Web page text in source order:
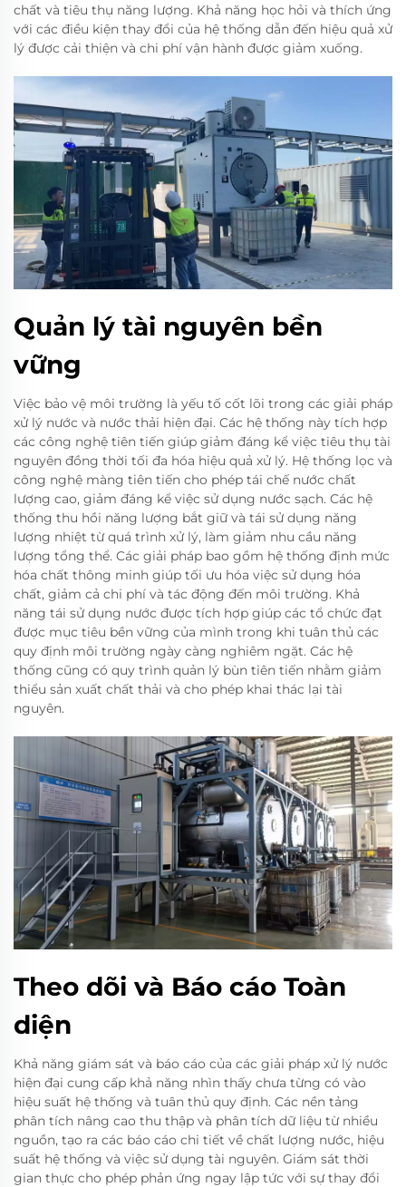
chất và tiêu thụ năng lượng. Khả năng học hỏi và thích ứng
với các điều kiện thay đổi của hệ thống dẫn đến hiệu quả xử
lý được cải thiện và chi phí vận hành được giảm xuống.
Quản lý tài nguyên bền
vững
Việc bảo vệ môi trường là yếu tố cốt lõi trong các giải pháp
xử lý nước và nước thải hiện đại. Các hệ thống này tích hợp
các công nghệ tiên tiến giúp giảm đáng kể việc tiêu thụ tài
nguyên đồng thời tối đa hóa hiệu quả xử lý. Hệ thống lọc và
công nghệ màng tiên tiến cho phép tái chế nước chất
lượng cao, giảm đáng kể việc sử dụng nước sạch. Các hệ
thống thu hồi năng lượng bắt giữ và tái sử dụng năng
lượng nhiệt từ quá trình xử lý, làm giảm nhu cầu năng
lượng tổng thể. Các giải pháp bao gồm hệ thống định mức
hóa chất thông minh giúp tối ưu hóa việc sử dụng hóa
chất, giảm cả chi phí và tác động đến môi trường. Khả
năng tái sử dụng nước được tích hợp giúp các tổ chức đạt
được mục tiêu bền vững của mình trong khi tuân thủ các
quy định môi trường ngày càng nghiêm ngặt. Các hệ
thống cũng có quy trình quản lý bùn tiên tiến nhằm giảm
thiểu sản xuất chất thải và cho phép khai thác lại tài
nguyên.
Theo dõi và Báo cáo Toàn
diện
Khả năng giám sát và báo cáo của các giải pháp xử lý nước
hiện đại cung cấp khả năng nhìn thấy chưa từng có vào
hiệu suất hệ thống và tuân thủ quy định. Các nền tảng
phân tích nâng cao thu thập và phân tích dữ liệu từ nhiều
nguồn, tạo ra các báo cáo chi tiết về chất lượng nước, hiệu
suất hệ thống và việc sử dụng tài nguyên. Giám sát thời
gian thực cho phép phản ứng ngay lập tức với sự thay đổi